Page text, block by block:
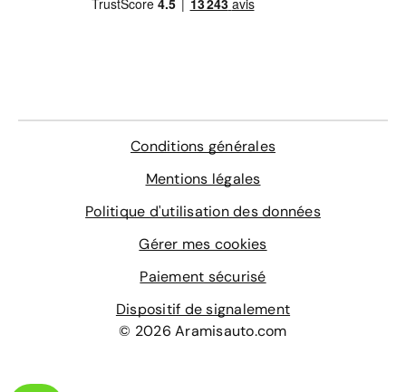
Conditions générales
Mentions légales
Politique d'utilisation des données
Gérer mes cookies
Paiement sécurisé
Dispositif de signalement
© 2026 Aramisauto.com